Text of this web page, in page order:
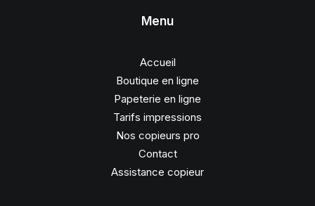
Menu
Accueil
Boutique en ligne
Papeterie en ligne
Tarifs impressions
Nos copieurs pro
Contact
Assistance copieur